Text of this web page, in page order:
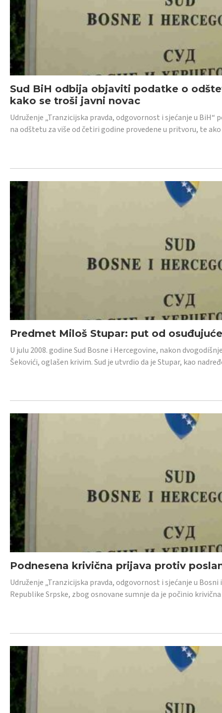
Sud BiH odbija objaviti podatke o
kako se troši javni novac
Udruženje „Tranzicijska pravda, odgovornost i sjećanje u
na odštetu za više od četiri godine provedene u pritvoru, te
Predmet Miloš Stupar: put od
U julu 2008. godine Sud Bosne i Hercegovine, nakon
Šekovići, oglašen krivim. Sud je utvrdio da je Stupar, kao
Podnesena krivična prijava protiv
Udruženje „Tranzicijska pravda, odgovornost i sjećanje u
Republike Srpske, zbog osnovane sumnje da je počinio